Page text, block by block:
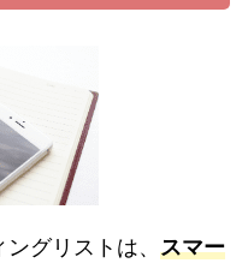
グリストは、 スマー